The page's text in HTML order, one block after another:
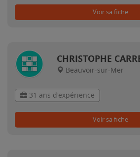
Voir sa fiche
CHRISTOPHE
Beauvoir-sur-Mer
31 ans d'expérience
Voir sa fiche